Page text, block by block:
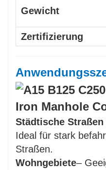
Gewicht
Zertifizierung
Städtische
Ideal für stark
Straßen.
Wohngebiete–